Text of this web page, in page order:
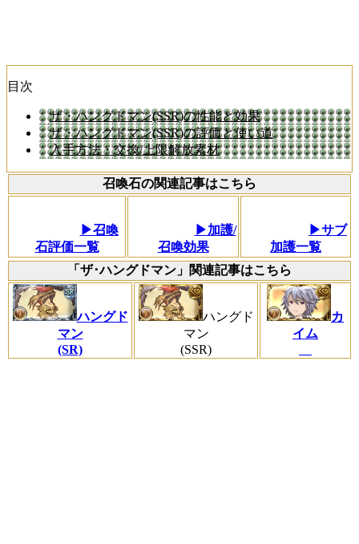
目次
ザ・ハングドマン(SSR)の性能と効果
ザ・ハングドマン(SSR)の評価と使い道
入手方法・交換/上限解放素材
召喚石の関連記事はこちら
▶召喚
石評価一覧
▶加護/
召喚効果
▶サブ
加護一覧
「ザ･ハングドマン」関連記事はこちら
ハングド
マン
(SR)
ハングド
マン
(SSR)
カ
イム